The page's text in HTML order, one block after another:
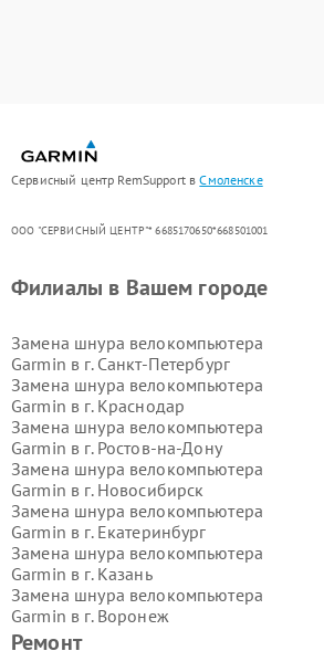
Сервисный центр RemSupport вСмоленске
ООО "СЕРВИСНЫЙ ЦЕНТР"* 6685170650*668501001
Ремонт
Филиалы в Вашем городе
Замена шнура велокомпьютера
Garmin в г. Санкт-Петербург
Замена шнура велокомпьютера
Garmin в г. Краснодар
Замена шнура велокомпьютера
Garmin в г. Ростов-на-Дону
Замена шнура велокомпьютера
Garmin в г. Новосибирск
Замена шнура велокомпьютера
Garmin в г. Екатеринбург
Замена шнура велокомпьютера
Garmin в г. Казань
Замена шнура велокомпьютера
Garmin в г. Воронеж
Замена шнура велокомпьютера